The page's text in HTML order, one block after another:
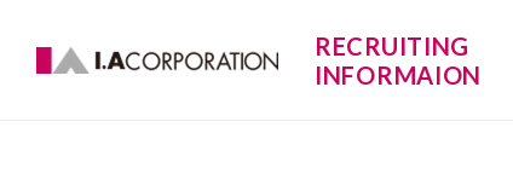
RECRUITING
INFORMAION